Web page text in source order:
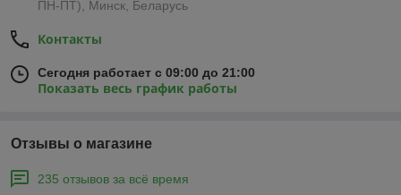
ПН-ПТ), Минск, Беларусь
Контакты
Сегодня работает с 09:00 до 21:00
Показать весь график работы
Отзывы о магазине
235 отзывов за всё время